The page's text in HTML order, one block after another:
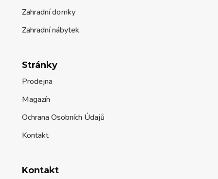
Zahradní domky
Zahradní nábytek
Stránky
Prodejna
Magazín
Ochrana Osobních Údajů
Kontakt
Kontakt